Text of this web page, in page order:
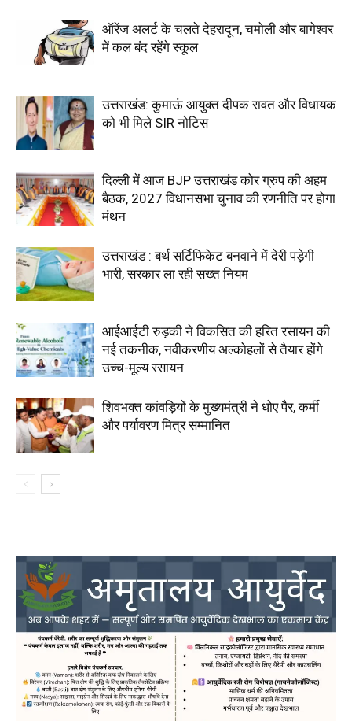
ऑरेंज अलर्ट के चलते देहरादून, चमोली और बागेश्वर
में कल बंद रहेंगे स्कूल
उत्तराखंड: कुमाऊं आयुक्त दीपक रावत और विधायक
को भी मिले SIR नोटिस
दिल्ली में आज BJP उत्तराखंड कोर ग्रुप की अहम
बैठक, 2027 विधानसभा चुनाव की रणनीति पर होगा
मंथन
उत्तराखंड : बर्थ सर्टिफिकेट बनवाने में देरी पड़ेगी
भारी, सरकार ला रही सख्त नियम
आईआईटी रुड़की ने विकसित की हरित रसायन की
नई तकनीक, नवीकरणीय अल्कोहलों से तैयार होंगे
उच्च-मूल्य रसायन
शिवभक्त कांवड़ियों के मुख्यमंत्री ने धोए पैर, कर्मी
और पर्यावरण मित्र सम्मानित